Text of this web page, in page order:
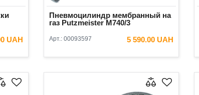
UAH
Пневмоцилиндр мембранный на
газ Putzmeister М740/3
Арт.: 00093597 5 590.00 UAH
В КОРЗИНУ